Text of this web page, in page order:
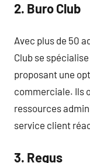
2. Buro Club
Avec plus de 50
Club se
proposant une
commerciale. Ils
ressources
service client
3. Regus